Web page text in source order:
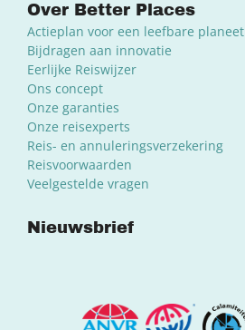
Over Better Places
Actieplan voor een leefbare planeet
Bijdragen aan innovatie
Eerlijke Reiswijzer
Ons concept
Onze garanties
Onze reisexperts
Reis- en annuleringsverzekering
Reisvoorwaarden
Veelgestelde vragen
Nieuwsbrief